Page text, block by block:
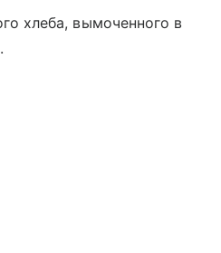
хлеба, вымоченного в